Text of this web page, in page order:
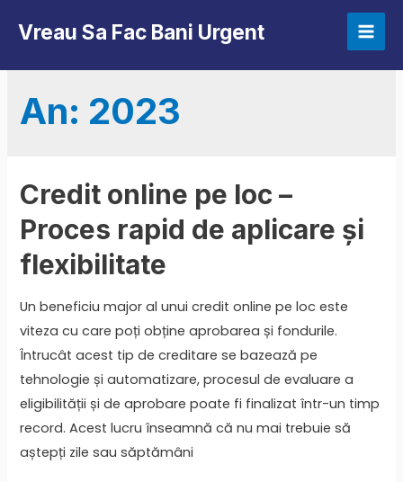
Vreau Sa Fac Bani Urgent
An: 2023
Credit online pe loc –
Proces rapid de aplicare și
flexibilitate
Un beneficiu major al unui credit online pe loc este
viteza cu care poți obține aprobarea și fondurile.
Întrucât acest tip de creditare se bazează pe
tehnologie și automatizare, procesul de evaluare a
eligibilității și de aprobare poate fi finalizat într-un timp
record. Acest lucru înseamnă că nu mai trebuie să
aștepți zile sau săptămâni